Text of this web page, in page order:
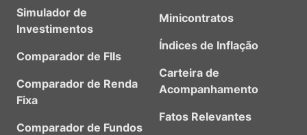
Simulador de
Investimentos
Comparador de FIIs
Comparador de Renda
Fixa
Comparador de Fundos
Minicontratos
Índices de Inflação
Carteira de
Acompanhamento
Fatos Relevantes